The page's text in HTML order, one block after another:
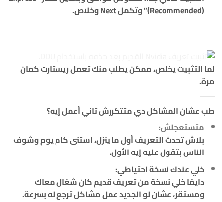
(Recommended)” وتكمل Next وخلاص.
لما التثبيت يخلص، ممكن يطلب منك تعمل ريستارت كمان
مرة.
طب عشان المشاكل دي متتكررش تاني أعمل إيه؟
متستعجلش:
بلاش تحدث التعريف أول ما ينزل، استنى كام يوم وشوف
الناس بتقول عليه إيه الأول.
خلي عندك نسخة احتياطي:
دايمًا خلي نسخة من تعريف قديم كان شغال معاك
ومستقر، عشان لو الجديد عمل مشاكل ترجع له بسرعة.